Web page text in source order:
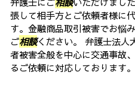
張して相手方とご依頼者様に
す。金融商品取引被害でお悩
ご相談ください。 弁護士法人
者被害全般を中心に交通事故
るご依頼に対応しております。